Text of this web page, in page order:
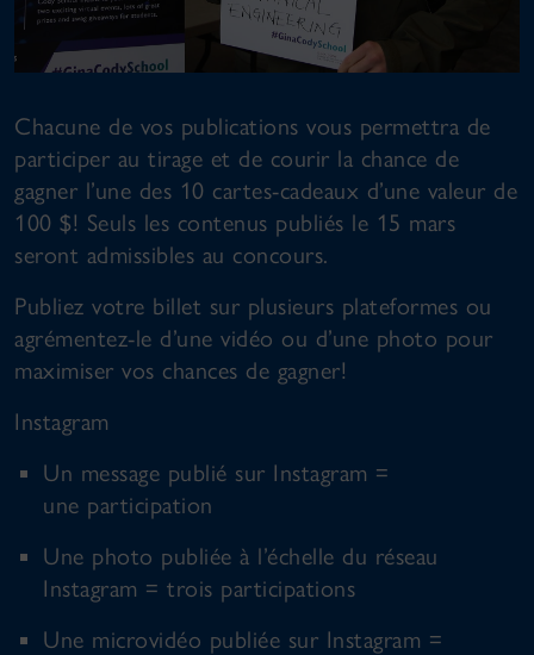
Chacune de vos publications vous permettra de
participer au tirage et de courir la chance de
gagner l’une des 10 cartes-cadeaux d’une valeur de
100 $! Seuls les contenus publiés le 15 mars
seront admissibles au concours.
Publiez votre billet sur plusieurs plateformes ou
agrémentez-le d’une vidéo ou d’une photo pour
maximiser vos chances de gagner!
Instagram
Un message publié sur Instagram =
une participation
Une photo publiée à l’échelle du réseau
Instagram = trois participations
Une microvidéo publiée sur Instagram =